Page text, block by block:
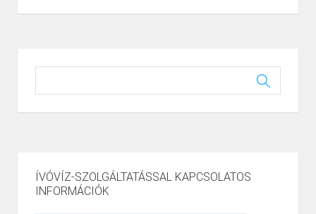
ÍVÓVÍZ-SZOLGÁLTATÁSSAL KAPCSOLATOS
INFORMÁCIÓK